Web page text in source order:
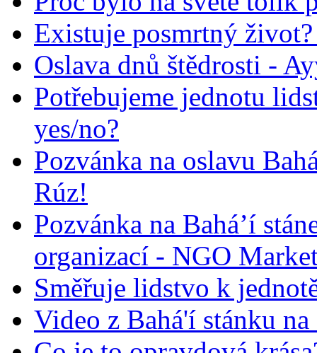
Existuje posmrtný
Oslava dnů štědrosti -
Potřebujeme jednotu
yes/no?
Pozvánka na oslavu
Rúz!
Pozvánka na Bahá’í
organizací - NGO
Směřuje lidstvo k
Video z Bahá'í stánku